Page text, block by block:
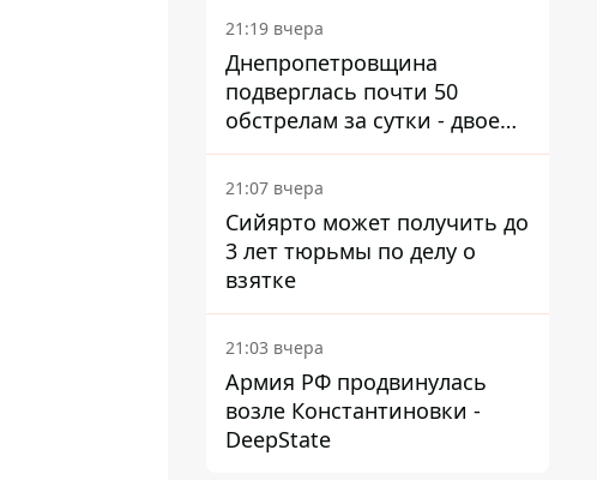
21:19 вчера
Днепропетровщина
подверглась почти 50
обстрелам за сутки - двое
погибших, шесть
пострадавших
21:07 вчера
Сийярто может получить до
3 лет тюрьмы по делу о
взятке
21:03 вчера
Армия РФ продвинулась
возле Константиновки -
DeepState